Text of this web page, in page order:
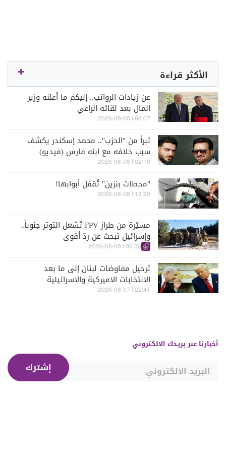
الأكثر قراءة
عن زيادات الرواتب.. إليكم ما أعلنه وزير
المال بعد لقائه الراعي
08:07 | 2026-08-08
تبرأ من "الحزب".. محمد إسكندر يكشف
سبب خلافه مع ابنه فارس (فيديو)
02:10 | 2026-08-08
"محطات بنزين" تُقفل أبوابها!
13:20 | 2026-08-08
مسيّرة من طراز FPV تُشعل التوتر جنوباً..
وإسرائيل تبحث عن ردّ أقوى
06:30 | 2026-08-08
ترحيل مفاوضات لبنان إلى ما بعد
الانتخابات الاميركية والاسرائيلية
22:41 | 2026-08-07
أخبارنا عبر بريدك الالكتروني
إشترك